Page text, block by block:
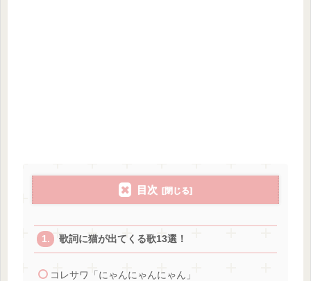
目次
歌詞に猫が出てくる歌13選！
コレサワ「にゃんにゃんにゃん」